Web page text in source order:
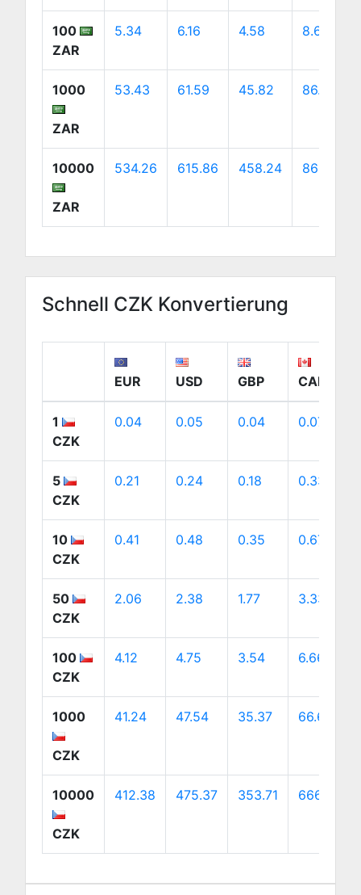
100
ZAR
5.34 6.16 4.58 8.63
1000
ZAR
53.43 61.59 45.82 86.34
10000
ZAR
534.26 615.86 458.24 863.38
Schnell CZK Konvertierung
EUR USD GBP CAD
1
CZK
0.04 0.05 0.04 0.07
5
CZK
0.21 0.24 0.18 0.33
10
CZK
0.41 0.48 0.35 0.67
50
CZK
2.06 2.38 1.77 3.33
100
CZK
4.12 4.75 3.54 6.66
1000
CZK
41.24 47.54 35.37 66.64
10000
CZK
412.38 475.37 353.71 666.42